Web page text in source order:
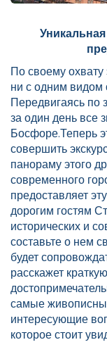
По своему охвату
ни с одним видом
Передвигаясь по
за один день все
Босфоре.Теперь
совершить
панораму этого
современного
предоставляет
дорогим гостям
исторических и
составьте о нем
будет
расскажет
самые
интересующие
которое стоит